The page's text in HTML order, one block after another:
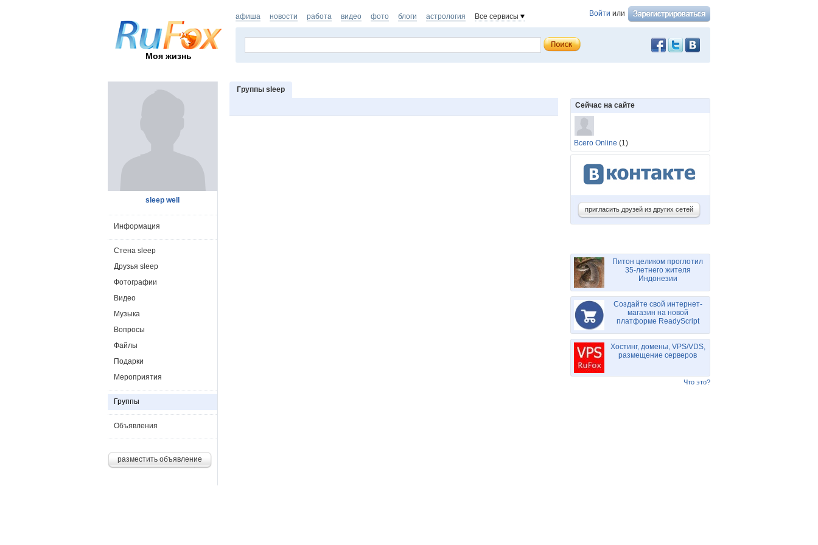
Моя жизнь
Войти или
афиша новости работа видео фото блоги астрология Все сервисы
Группы sleep
sleep well
Информация
Стена sleep
Друзья sleep
Фотографии
Видео
Музыка
Вопросы
Файлы
Подарки
Мероприятия
Группы
Объявления
разместить объявление
Сейчас на сайте
Всего Online (1)
пригласить друзей из других сетей
Питон целиком проглотил
35-летнего жителя
Индонезии
Создайте свой интернет-
магазин на новой
платформе ReadyScript
Хостинг, домены, VPS/VDS,
размещение серверов
Что это?